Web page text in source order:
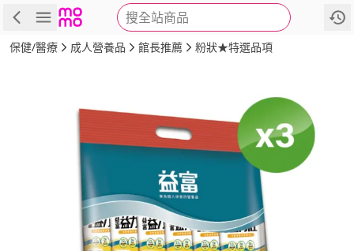
搜全站商品
商品 評價 詳情
保健/醫療 成人營養品 館長推薦 粉狀★特選品項